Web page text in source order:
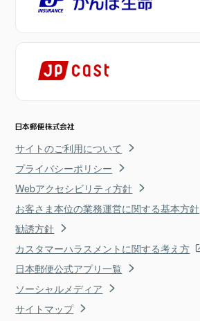
サイトのご利用について
プライバシーポリシー
Webアクセシビリティ方針
お客さま本位の業務運営に関する基本方針
勧誘方針
カスタマーハラスメントに関する考え方
日本郵便公式アプリ一覧
ソーシャルメディア
サイトマップ